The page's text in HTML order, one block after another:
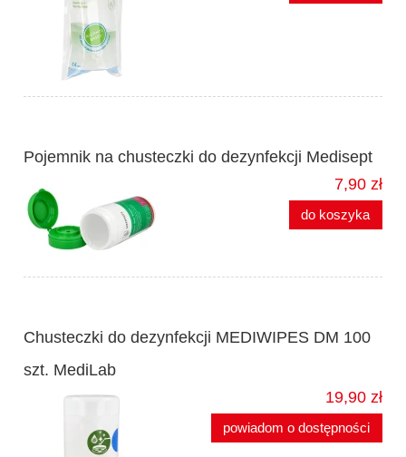
Pojemnik na chusteczki do dezynfekcji Medisept
7,90 zł
do koszyka
Chusteczki do dezynfekcji MEDIWIPES DM 100
szt. MediLab
19,90 zł
powiadom o dostępności